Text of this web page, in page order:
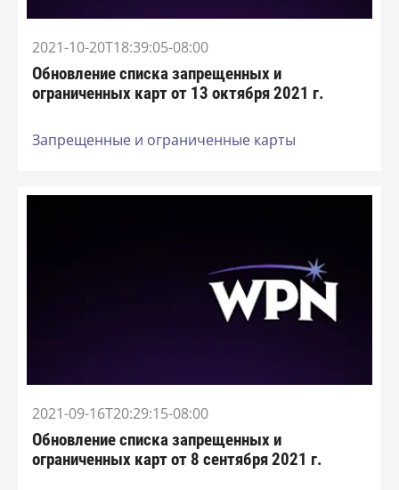
2021-10-20T18:39:05-08:00
Обновление списка запрещенных и
ограниченных карт от 13 октября 2021 г.
Запрещенные и ограниченные карты
2021-09-16T20:29:15-08:00
Обновление списка запрещенных и
ограниченных карт от 8 сентября 2021 г.